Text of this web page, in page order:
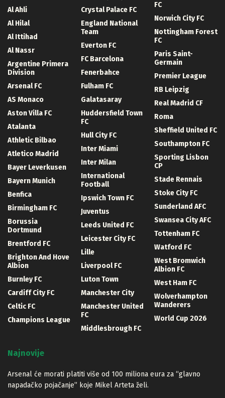
Al Ahli
Al Hilal
Al Ittihad
Al Nassr
Argentine Primera
Division
Arsenal FC
AS Monaco
Aston Villa FC
Atalanta
Athletic Bilbao
Atletico Madrid
Bayer Leverkusen
Bayern Munich
Benfica
Birmingham FC
Borussia
Dortmund
Brentford FC
Brighton And Hove
Albion
Burnley FC
Cardiff City FC
Celtic FC
Champions League
Crystal Palace FC
England National
Team
Everton FC
FC Barcelona
Fenerbahce
Fulham FC
Galatasaray
Huddersfield Town
FC
Hull City FC
Inter Miami
Inter Milan
International
Football
Ipswich Town FC
Juventus
Leeds United FC
Leicester City FC
Lille
Liverpool FC
Luton Town
Manchester City
Manchester United
FC
Middlesbrough FC
FC
Norwich City FC
Nottingham Forest
FC
Paris Saint-
Germain
Premier League
RB Leipzig
Real Madrid CF
Roma
Sheffield United FC
Southampton FC
Sporting Lisbon
CP
Stade Rennais
Stoke City FC
Sunderland AFC
Swansea City AFC
Tottenham FC
Watford FC
West Bromwich
Albion FC
West Ham FC
Wolverhampton
Wanderers
World Cup 2026
Najnovije
Arsenal će morati platiti više od 100 miliona eura za “glavno
napadačko pojačanje” koje Mikel Arteta želi.